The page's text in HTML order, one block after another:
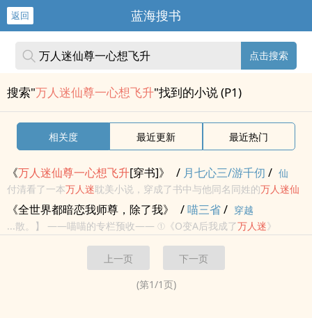
返回 蓝海搜书
点击搜索
搜索"万人迷仙尊一心想飞升"找到的小说 (P1)
相关度 最近更新 最近热门
《万人迷仙尊一心想飞升[穿书]》 / 月七心三/游千仞 / 仙
侠
付清看了一本万人迷耽美小说，穿成了书中与他同名同姓的万人迷仙
尊，最后被众人扯下神坛，沦为炉鼎。 于是他改修无情道，摒弃
情丝，努力修炼，终于大道已成，距飞升只差临门一脚，却被天道一
巴掌拍下来...
《全世界都暗恋我师尊，除了我》 /喵三省/ 穿越
...散。】 ——喵喵的专栏预收—— ①《O变A后我成了万人迷》
Omega一旦A起来，还有A什么事儿？ 沈青竹曾是莱曼帝国最受欢迎
的Omega之星。 他是帝国所...
上一页
下一页
(第1/1页)